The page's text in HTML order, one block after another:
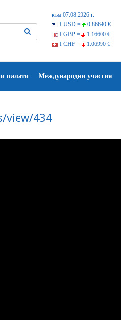
към 07.08.2026 г.
1 USD =
0.86690 €
1 GBP =
1.16600 €
1 CHF =
1.06990 €
палати Международни участия
view/434